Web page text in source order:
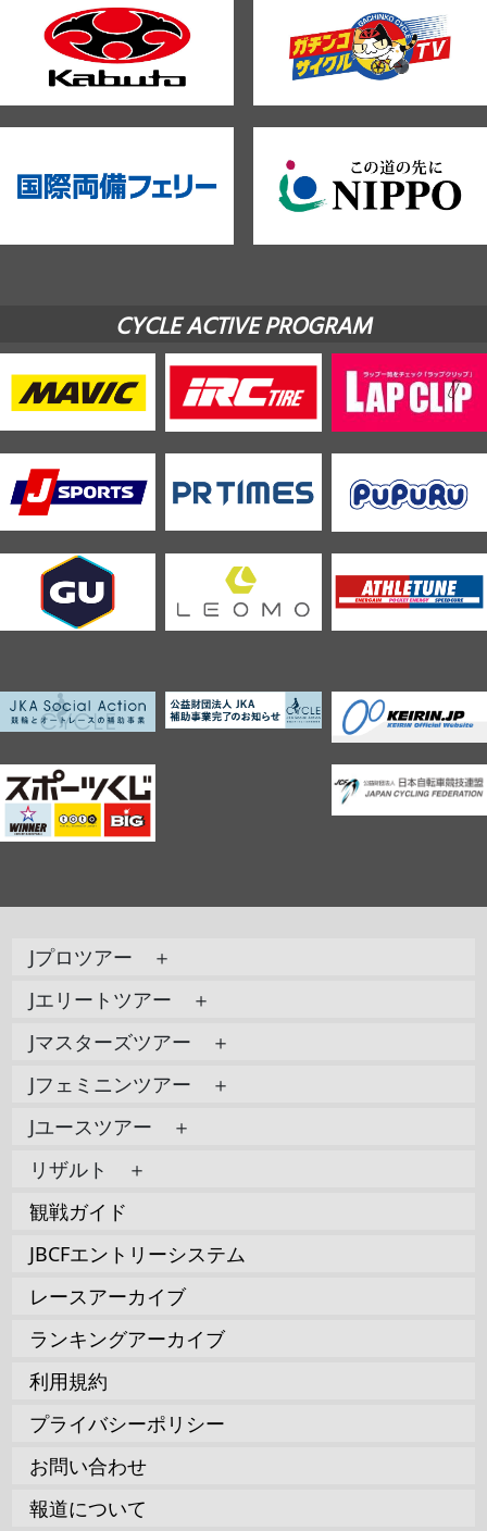
CYCLE ACTIVE PROGRAM
Jプロツアー ＋
Jエリートツアー ＋
Jマスターズツアー ＋
Jフェミニンツアー ＋
Jユースツアー ＋
リザルト ＋
観戦ガイド
JBCFエントリーシステム
レースアーカイブ
ランキングアーカイブ
利用規約
プライバシーポリシー
お問い合わせ
報道について